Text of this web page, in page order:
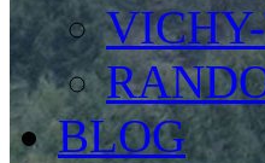
BLOG